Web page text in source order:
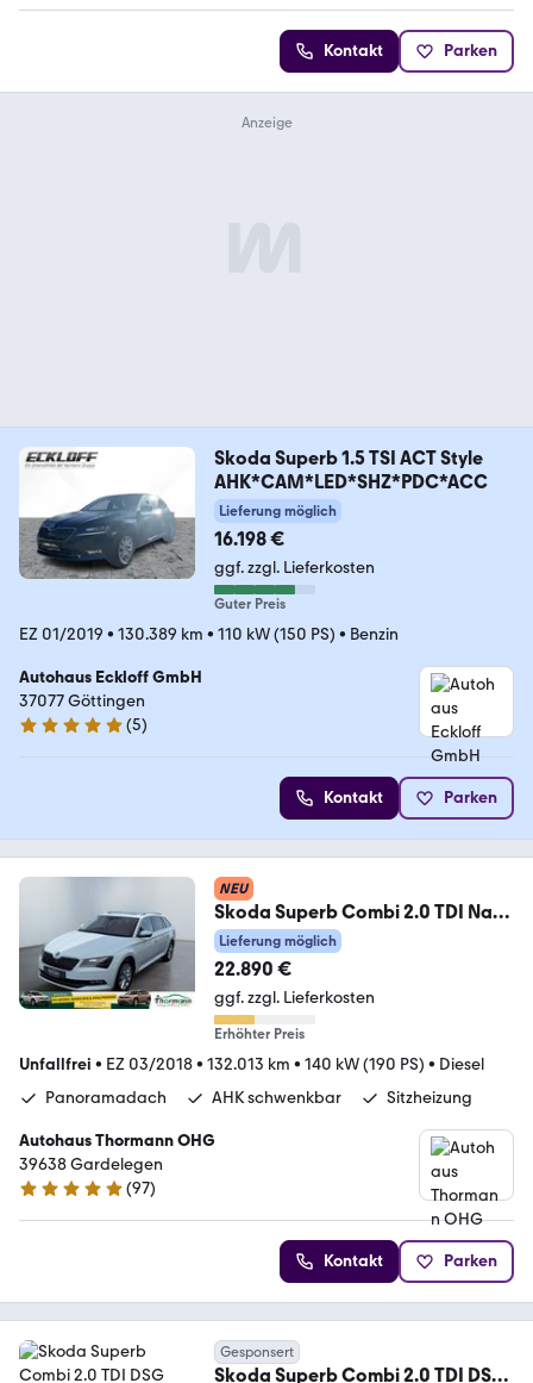
Kontakt Parken
Skoda Superb 1.5 TSI ACT Style
AHK*CAM*LED*SHZ*PDC*ACC
Lieferung möglich
16.198 €
ggf. zzgl. Lieferkosten
Guter Preis
EZ 01/2019 • 130.389 km • 110 kW (150 PS) • Benzin
Autohaus Eckloff GmbH
37077 Göttingen
4.8 Sterne
(5)
Kontakt Parken
NEU
Skoda Superb Combi 2.0 TDI Navi,
AHK, Rückfahrkamera
Lieferung möglich
22.890 €
ggf. zzgl. Lieferkosten
Erhöhter Preis
Unfallfrei • EZ 03/2018• 132.013 km • 140 kW (190 PS) • Diesel
Panoramadach
AHK schwenkbar Sitzheizung
Autohaus Thormann OHG
39638 Gardelegen
4.8 Sterne
(97)
Kontakt Parken
Gesponsert
Skoda Superb Combi 2.0 TDI DSG